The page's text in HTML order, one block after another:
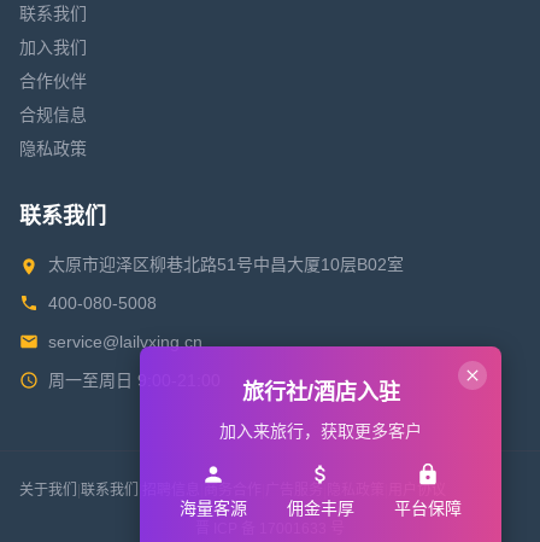
联系我们
加入我们
合作伙伴
合规信息
隐私政策
联系我们
太原市迎泽区柳巷北路51号中昌大厦10层B02室
400-080-5008
service@lailvxing.cn
周一至周日 9:00-21:00
关于我们 联系我们 用户协议
旅行社/酒店入驻
加入来旅行，获取更多客户
海量客源 佣金丰厚 平台保障